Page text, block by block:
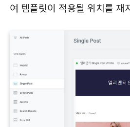
여 템플릿이 적용될 위치를 재